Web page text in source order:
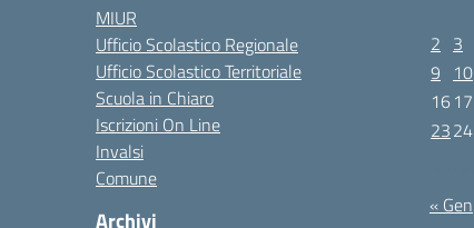
MIUR
Ufficio Scolastico Regionale
Ufficio Scolastico Territoriale
Scuola in Chiaro
Iscrizioni On Line
Invalsi
Comune
Archivi
2 3
9 10
1617
2324
« Gen